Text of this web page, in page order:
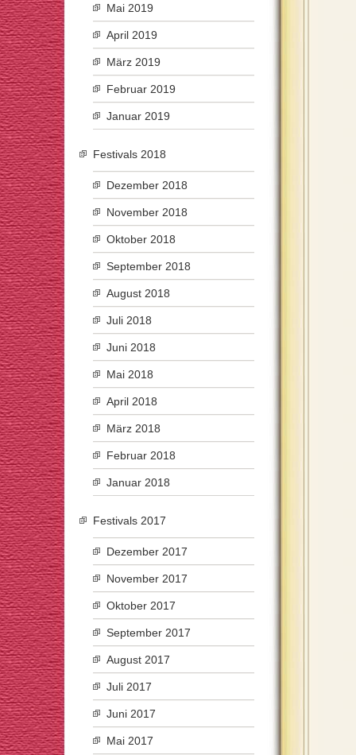
Mai 2019
April 2019
März 2019
Februar 2019
Januar 2019
Festivals 2018
Dezember 2018
November 2018
Oktober 2018
September 2018
August 2018
Juli 2018
Juni 2018
Mai 2018
April 2018
März 2018
Februar 2018
Januar 2018
Festivals 2017
Dezember 2017
November 2017
Oktober 2017
September 2017
August 2017
Juli 2017
Juni 2017
Mai 2017